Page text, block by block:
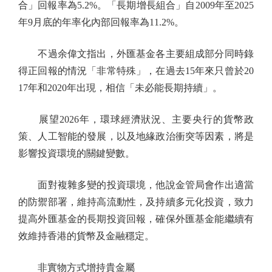
合」回報率為5.2%。「長期增長組合」自2009年至2025
年9月底的年率化內部回報率為11.2%。
不過余偉文指出，外匯基金各主要組成部分同時錄
得正回報的情況「非常特殊」，在過去15年來只曾於20
17年和2020年出現，相信「未必能長期持續」。
展望2026年，環球經濟狀況、主要央行的貨幣政
策、人工智能的發展，以及地緣政治衝突等因素，將是
影響投資環境的關鍵變數。
面對複雜多變的投資環境，他說金管局會作出適當
的防禦部署，維持高流動性，及持續多元化投資，致力
提高外匯基金的長期投資回報，確保外匯基金能繼續有
效維持香港的貨幣及金融穩定。
非實物方式增持貴金屬